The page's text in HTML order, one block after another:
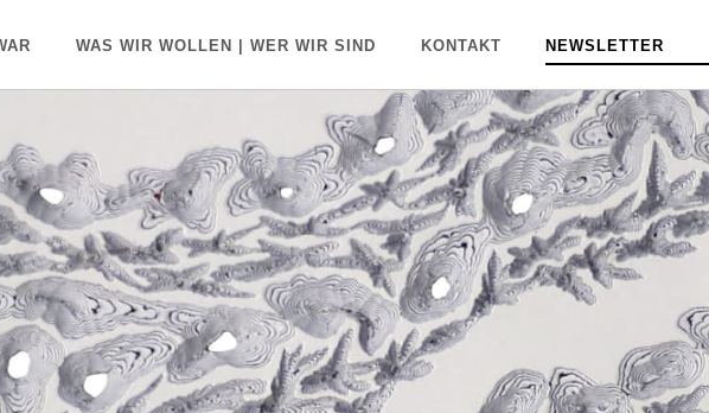
WAS WIR WOLLEN | WER WIR SIND KONTAKT NEWSLETTER